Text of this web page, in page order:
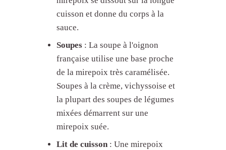
cuisson et donne du corps à la
sauce.
Soupes : La soupe à l'oignon
française utilise une base proche
de la mirepoix très caramélisée.
Soupes à la crème, vichyssoise et
la plupart des soupes de légumes
mixées démarrent sur une
mirepoix suée.
Lit de cuisson : Une mirepoix